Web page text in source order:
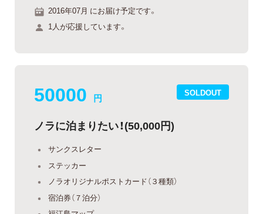
2016年07月 にお届け予定です。
1人が応援しています。
SOLDOUT
50000 円
ノラに泊まりたい！(50,000円)
サンクスレター
ステッカー
ノラオリジナルポストカード（３種類）
宿泊券（７泊分）